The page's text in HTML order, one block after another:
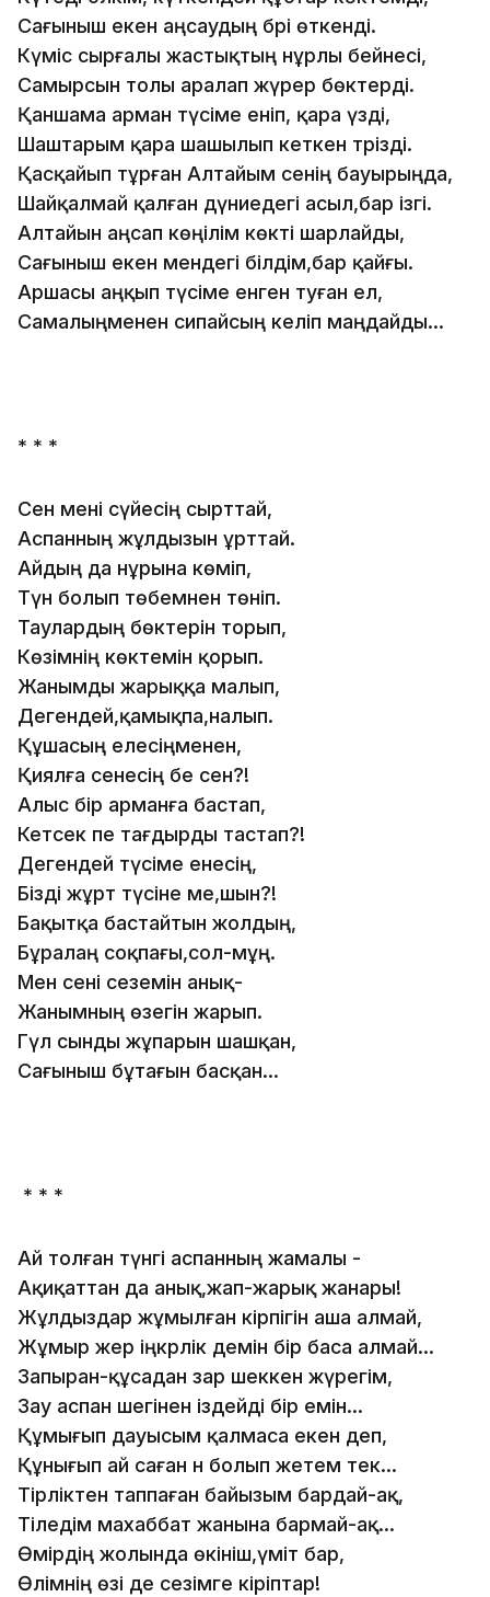
Сағыныш екен аңсаудың бәрі өткенді.
Күміс сырғалы жастықтың нұрлы бейнесі,
Самырсын толы аралап жүрер бөктерді.
Қаншама арман түсіме еніп, қара үзді,
Шаштарым қара шашылып кеткен тәрізді.
Қасқайып тұрған Алтайым сенің бауырыңда,
Шайқалмай қалған дүниедегі асыл,бар ізгі.
Алтайын аңсап көңілім көкті шарлайды,
Сағыныш екен мендегі білдім,бар қайғы.
Аршасы аңқып түсіме енген туған ел,
Самалыңменен сипайсың келіп маңдайды...
* * *
Сен мені сүйесің сырттай,
Аспанның жұлдызын ұрттай.
Айдың да нұрына көміп,
Түн болып төбемнен төніп.
Таулардың бөктерін торып,
Көзімнің көктемін қорып.
Жанымды жарыққа малып,
Дегендей,қамықпа,налып.
Құшасың елесіңменен,
Қиялға сенесің бе сен?!
Алыс бір арманға бастап,
Кетсек пе тағдырды тастап?!
Дегендей түсіме енесің,
Бізді жұрт түсіне ме,шын?!
Бақытқа бастайтын жолдың,
Бұралаң соқпағы,сол-мұң.
Мен сені сеземін анық-
Жанымның өзегін жарып.
Гүл сынды жұпарын шашқан,
Сағыныш бұтағын басқан...
* * *
Ай толған түнгі аспанның жамалы -
Ақиқаттан да анық,жап-жарық жанары!
Жұлдыздар жұмылған кірпігін аша алмай,
Жұмыр жер іңкәрлік демін бір баса алмай...
Запыран-құсадан зар шеккен жүрегім,
Зау аспан шегінен іздейді бір емін...
Құмығып дауысым қалмаса екен деп,
Құнығып ай саған ән болып жетем тек...
Тірліктен таппаған байызым бардай-ақ,
Тіледім махаббат жанына бармай-ақ...
Өмірдің жолында өкініш,үміт бар,
Өлімнің өзі де сезімге кіріптар!